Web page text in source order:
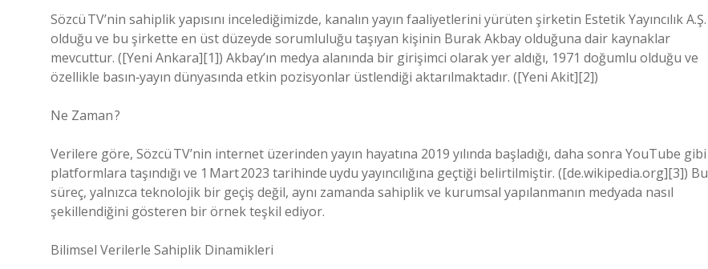
Sözcü TV’nin sahiplik yapısını incelediğimizde, kanalın yayın faaliyetlerini yürüten şirketin Estetik Yayıncılık A.Ş.
olduğu ve bu şirkette en üst düzeyde sorumluluğu taşıyan kişinin Burak Akbay olduğuna dair kaynaklar
mevcuttur. ([Yeni Ankara][1]) Akbay’ın medya alanında bir girişimci olarak yer aldığı, 1971 doğumlu olduğu ve
özellikle basın‑yayın dünyasında etkin pozisyonlar üstlendiği aktarılmaktadır. ([Yeni Akit][2])
Ne Zaman ?
Verilere göre, Sözcü TV’nin internet üzerinden yayın hayatına 2019 yılında başladığı, daha sonra YouTube gibi
platformlara taşındığı ve 1 Mart 2023 tarihinde uydu yayıncılığına geçtiği belirtilmiştir. ([de.wikipedia.org][3]) Bu
süreç, yalnızca teknolojik bir geçiş değil, aynı zamanda sahiplik ve kurumsal yapılanmanın medyada nasıl
şekillendiğini gösteren bir örnek teşkil ediyor.
Bilimsel Verilerle Sahiplik Dinamikleri